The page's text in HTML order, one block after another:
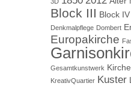
Block III Block IV
Denkmalpflege Dombert
Europakirche
Gesamtkunstwerk
KreativQuartier Kuster